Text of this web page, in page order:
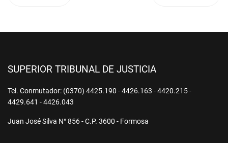
SUPERIOR TRIBUNAL DE JUSTICIA
Tel. Conmutador: (0370) 4425.190 - 4426.163 - 4420.215 -
4429.641 - 4426.043
Juan José Silva N° 856 - C.P. 3600 - Formosa